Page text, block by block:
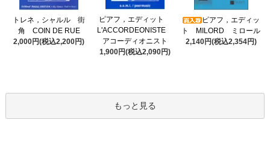
トレネ，シャルル 街
角 COIN DE RUE
2,000円(税込2,200円)
ピアフ，エディット
L'ACCORDEONISTE
アコーディオニスト
1,900円(税込2,090円)
ピアフ，エディッ
ト MILORD ミロール
2,140円(税込2,354円)
もっと見る